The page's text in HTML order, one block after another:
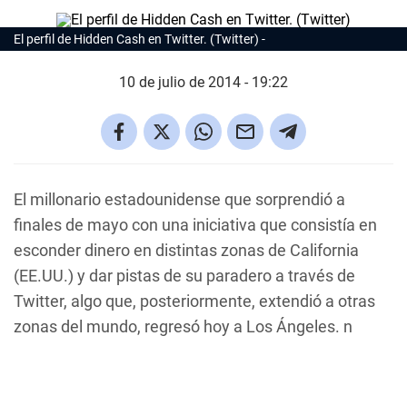
El perfil de Hidden Cash en Twitter. (Twitter)
10 de julio de 2014 - 19:22
El millonario estadounidense que sorprendió a
finales de mayo con una iniciativa que consistía en
esconder dinero en distintas zonas de California
(EE.UU.) y dar pistas de su paradero a través de
Twitter, algo que, posteriormente, extendió a otras
zonas del mundo, regresó hoy a Los Ángeles. n